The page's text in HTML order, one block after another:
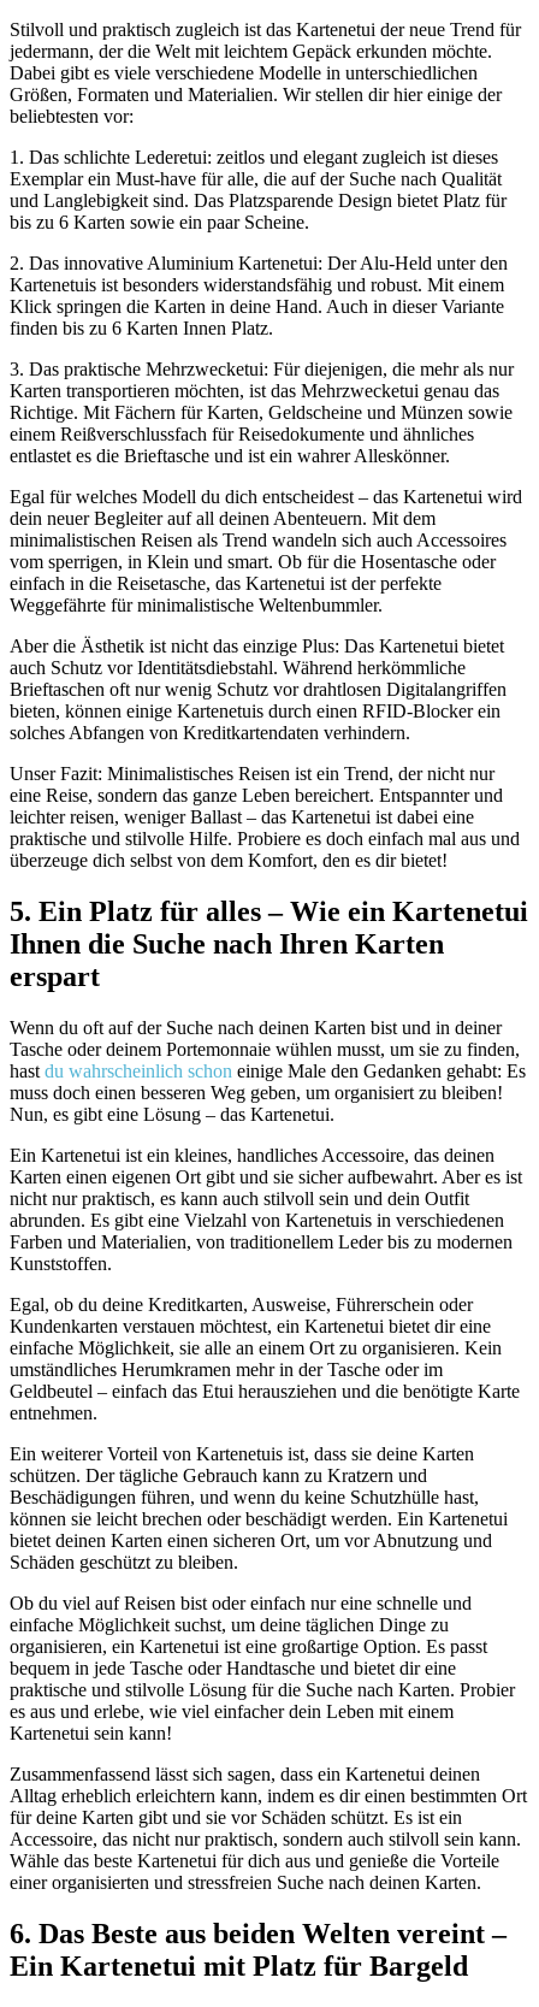
Stilvoll und praktisch zugleich ist das Kartenetui der neue Trend für
jedermann, der die Welt mit leichtem Gepäck erkunden möchte.
Dabei gibt es viele verschiedene Modelle in unterschiedlichen
Größen, Formaten und Materialien. Wir stellen dir hier einige der
beliebtesten vor:
1. Das schlichte Lederetui: zeitlos und elegant zugleich ist dieses
Exemplar ein Must-have für alle, die auf der Suche nach Qualität
und Langlebigkeit sind. Das Platzsparende Design bietet Platz für
bis zu 6 Karten sowie ein paar Scheine.
2. Das innovative Aluminium Kartenetui: Der Alu-Held unter den
Kartenetuis ist besonders widerstandsfähig und robust. Mit einem
Klick springen die Karten in deine Hand. Auch in dieser Variante
finden bis zu 6 Karten Innen Platz.
3. Das praktische Mehrzwecketui: Für diejenigen, die mehr als nur
Karten transportieren möchten, ist das Mehrzwecketui genau das
Richtige. Mit Fächern für Karten, Geldscheine und Münzen sowie
einem Reißverschlussfach für Reisedokumente und ähnliches
entlastet es die Brieftasche und ist ein wahrer Alleskönner.
Egal für welches Modell du dich entscheidest – das Kartenetui wird
dein neuer Begleiter auf all deinen Abenteuern. Mit dem
minimalistischen Reisen als Trend wandeln sich auch Accessoires
vom sperrigen, in Klein und smart. Ob für die Hosentasche oder
einfach in die Reisetasche, das Kartenetui ist der perfekte
Weggefährte für minimalistische Weltenbummler.
Aber die Ästhetik ist nicht das einzige Plus: Das Kartenetui bietet
auch Schutz vor Identitätsdiebstahl. Während herkömmliche
Brieftaschen oft nur wenig Schutz vor drahtlosen Digitalangriffen
bieten, können einige Kartenetuis durch einen RFID-Blocker ein
solches Abfangen von Kreditkartendaten verhindern.
Unser Fazit: Minimalistisches Reisen ist ein Trend, der nicht nur
eine Reise, sondern das ganze Leben bereichert. Entspannter und
leichter reisen, weniger Ballast – das Kartenetui ist dabei eine
praktische und stilvolle Hilfe. Probiere es doch einfach mal aus und
überzeuge dich selbst von dem Komfort, den es dir bietet!
5. Ein Platz für alles – Wie ein Kartenetui
Ihnen die Suche nach Ihren Karten
erspart
Wenn du oft auf der Suche nach deinen Karten bist und in deiner
Tasche oder deinem Portemonnaie wühlen musst, um sie zu finden,
hast du wahrscheinlich schon einige Male den Gedanken gehabt: Es
muss doch einen besseren Weg geben, um organisiert zu bleiben!
Nun, es gibt eine Lösung – das Kartenetui.
Ein Kartenetui ist ein kleines, handliches Accessoire, das deinen
Karten einen eigenen Ort gibt und sie sicher aufbewahrt. Aber es ist
nicht nur praktisch, es kann auch stilvoll sein und dein Outfit
abrunden. Es gibt eine Vielzahl von Kartenetuis in verschiedenen
Farben und Materialien, von traditionellem Leder bis zu modernen
Kunststoffen.
Egal, ob du deine Kreditkarten, Ausweise, Führerschein oder
Kundenkarten verstauen möchtest, ein Kartenetui bietet dir eine
einfache Möglichkeit, sie alle an einem Ort zu organisieren. Kein
umständliches Herumkramen mehr in der Tasche oder im
Geldbeutel – einfach das Etui herausziehen und die benötigte Karte
entnehmen.
Ein weiterer Vorteil von Kartenetuis ist, dass sie deine Karten
schützen. Der tägliche Gebrauch kann zu Kratzern und
Beschädigungen führen, und wenn du keine Schutzhülle hast,
können sie leicht brechen oder beschädigt werden. Ein Kartenetui
bietet deinen Karten einen sicheren Ort, um vor Abnutzung und
Schäden geschützt zu bleiben.
Ob du viel auf Reisen bist oder einfach nur eine schnelle und
einfache Möglichkeit suchst, um deine täglichen Dinge zu
organisieren, ein Kartenetui ist eine großartige Option. Es passt
bequem in jede Tasche oder Handtasche und bietet dir eine
praktische und stilvolle Lösung für die Suche nach Karten. Probier
es aus und erlebe, wie viel einfacher dein Leben mit einem
Kartenetui sein kann!
Zusammenfassend lässt sich sagen, dass ein Kartenetui deinen
Alltag erheblich erleichtern kann, indem es dir einen bestimmten Ort
für deine Karten gibt und sie vor Schäden schützt. Es ist ein
Accessoire, das nicht nur praktisch, sondern auch stilvoll sein kann.
Wähle das beste Kartenetui für dich aus und genieße die Vorteile
einer organisierten und stressfreien Suche nach deinen Karten.
6. Das Beste aus beiden Welten vereint –
Ein Kartenetui mit Platz für Bargeld